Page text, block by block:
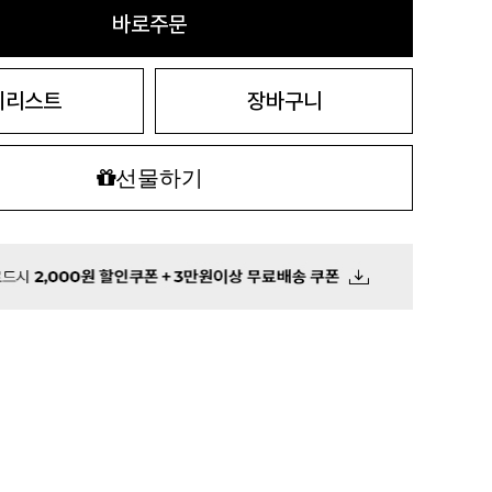
바로주문
리스트 장바구니
선물하기